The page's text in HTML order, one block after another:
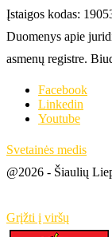
Įstaigos kodas:
Duomenys apie
asmenų registre.
Facebook
Linkedin
Youtube
Svetainės medis
@2026 - Šiaulių
Grįžti į viršų